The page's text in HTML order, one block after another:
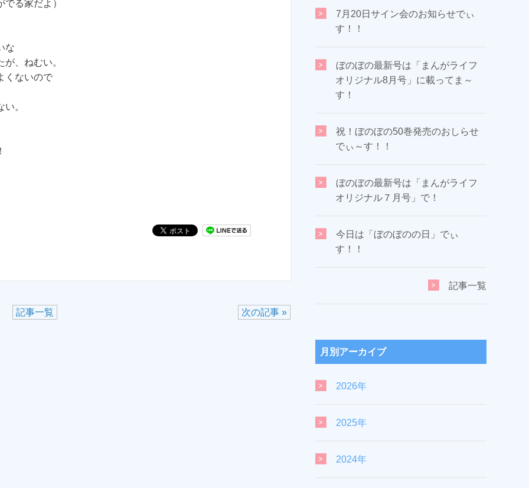
る家だよ）
な
、ねむい。
くないので
。
次の記事 »
記事一覧
7月20日サイン会のお知らせでぃ
す！！
ぼのぼの最新号は「まんがライフ
オリジナル8月号」に載ってま～
す！
祝！ぼのぼの50巻発売のおしらせ
でぃ～す！！
ぼのぼの最新号は「まんがライフ
オリジナル７月号」で！
今日は「ぼのぼのの日」でぃ
す！！
記事一覧
月別アーカイブ
2026年
2025年
2024年